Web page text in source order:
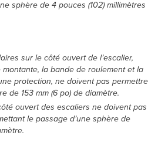
sphère de 4 pouces (102) millimètres
sur le côté ouvert de l’escalier,
la bande de roulement et la
protection, ne doivent pas permettre
de 153 mm (6 po) de diamètre.
ouvert des escaliers ne doivent pas
le passage d’une sphère de